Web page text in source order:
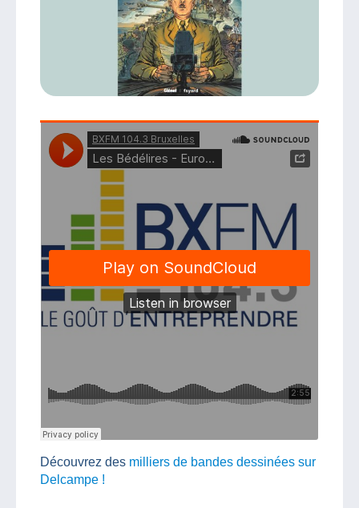
Découvrez des milliers de bandes dessinées sur
Delcampe !